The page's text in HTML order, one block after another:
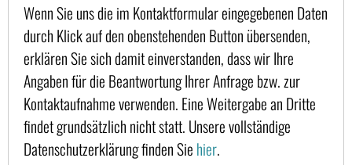
Wenn Sie uns die im Kontaktformular eingegebenen Daten
durch Klick auf den obenstehenden Button übersenden,
erklären Sie sich damit einverstanden, dass wir Ihre
Angaben für die Beantwortung Ihrer Anfrage bzw. zur
Kontaktaufnahme verwenden. Eine Weitergabe an Dritte
findet grundsätzlich nicht statt. Unsere vollständige
Datenschutzerklärung finden Sie hier.